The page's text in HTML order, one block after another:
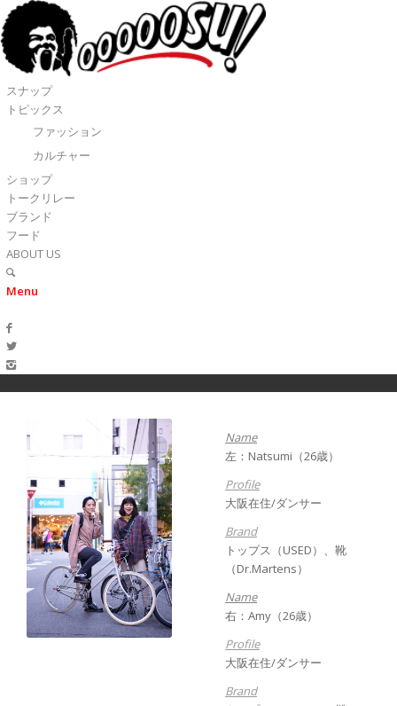
スナップ
トピックス
ファッション
カルチャー
ショップ
トークリレー
ブランド
フード
ABOUT US
Menu
Name
左：Natsumi（26歳）
Profile
大阪在住/ダンサー
Brand
トップス（USED）、靴
（Dr.Martens）
Name
右：Amy（26歳）
Profile
大阪在住/ダンサー
Brand